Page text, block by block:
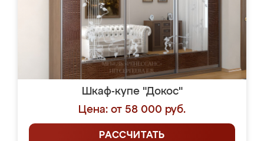
Шкаф-купе "Докос"
Цена: от 58 000 руб.
РАССЧИТАТЬ